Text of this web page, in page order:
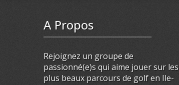
A Propos
Rejoignez un groupe de
passionné(e)s qui aime jouer sur les
plus beaux parcours de golf en Ile-